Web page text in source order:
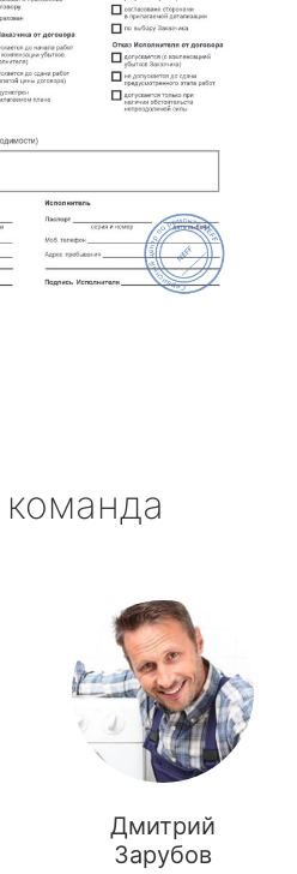
Дмитрий
Зарубов